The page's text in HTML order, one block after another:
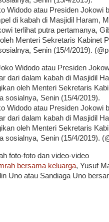
Widodo atau Presiden Jokowi
di kabah di Masjidil Haram,
terlihat putra pertamanya,
Menteri Sekretaris Kabinet
Senin (15/4/2019).
Widodo atau Presiden Jokowi
dari dalam kabah di Masjidil
oleh Menteri Sekretaris
sosialnya, Senin (15/4/2019).
foto-foto dan video-video
bersama keluarga, Yusuf
Uno atau Sandiaga Uno